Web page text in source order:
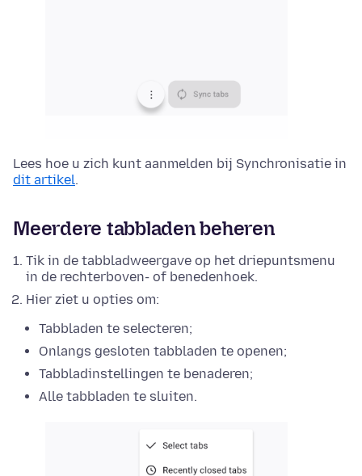
Lees hoe u zich kunt aanmelden bij Synchronisatie in
dit artikel.
Meerdere tabbladen beheren
Tik in de tabbladweergave op het driepuntsmenu
in de rechterboven- of benedenhoek.
Hier ziet u opties om:
Tabbladen te selecteren;
Onlangs gesloten tabbladen te openen;
Tabbladinstellingen te benaderen;
Alle tabbladen te sluiten.